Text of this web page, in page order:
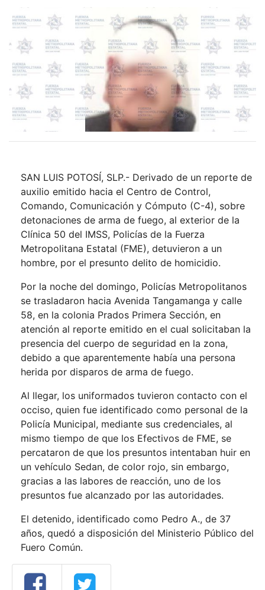
SAN LUIS POTOSÍ, SLP.- Derivado de un reporte de
auxilio emitido hacia el Centro de Control,
Comando, Comunicación y Cómputo (C-4), sobre
detonaciones de arma de fuego, al exterior de la
Clínica 50 del IMSS, Policías de la Fuerza
Metropolitana Estatal (FME), detuvieron a un
hombre, por el presunto delito de homicidio.
Por la noche del domingo, Policías Metropolitanos
se trasladaron hacia Avenida Tangamanga y calle
58, en la colonia Prados Primera Sección, en
atención al reporte emitido en el cual solicitaban la
presencia del cuerpo de seguridad en la zona,
debido a que aparentemente había una persona
herida por disparos de arma de fuego.
Al llegar, los uniformados tuvieron contacto con el
occiso, quien fue identificado como personal de la
Policía Municipal, mediante sus credenciales, al
mismo tiempo de que los Efectivos de FME, se
percataron de que los presuntos intentaban huir en
un vehículo Sedan, de color rojo, sin embargo,
gracias a las labores de reacción, uno de los
presuntos fue alcanzado por las autoridades.
El detenido, identificado como Pedro A., de 37
años, quedó a disposición del Ministerio Público del
Fuero Común.